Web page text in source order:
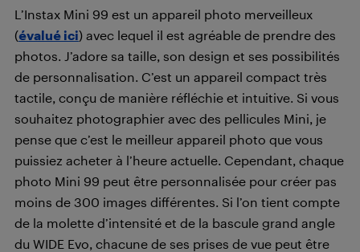
L’Instax Mini 99 est un appareil photo merveilleux
(évalué ici) avec lequel il est agréable de prendre des
photos. J’adore sa taille, son design et ses possibilités
de personnalisation. C’est un appareil compact très
tactile, conçu de manière réfléchie et intuitive. Si vous
souhaitez photographier avec des pellicules Mini, je
pense que c’est le meilleur appareil photo que vous
puissiez acheter à l’heure actuelle. Cependant, chaque
photo Mini 99 peut être personnalisée pour créer pas
moins de 300 images différentes. Si l’on tient compte
de la molette d’intensité et de la bascule grand angle
du WIDE Evo, chacune de ses prises de vue peut être